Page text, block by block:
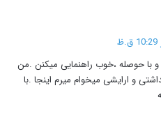
با حوصله ،خوب راهنمایی میکنن .من
و ارایشی میخوام میرم اینجا .با